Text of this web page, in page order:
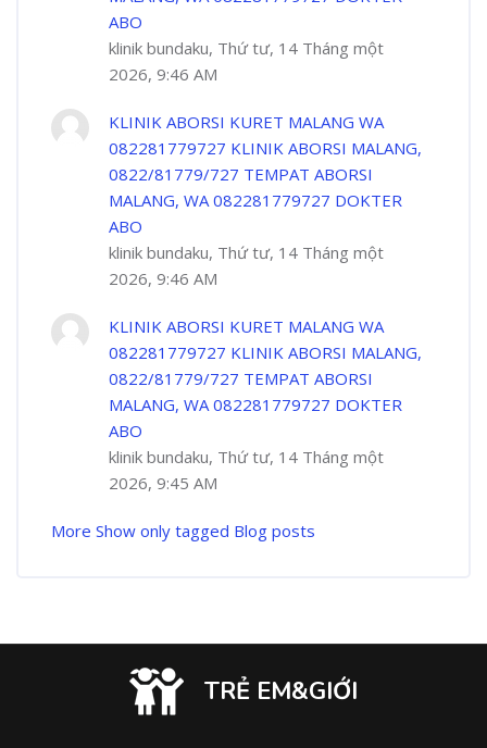
ABO
klinik bundaku, Thứ tư, 14 Tháng một
2026, 9:46 AM
KLINIK ABORSI KURET MALANG WA
082281779727 KLINIK ABORSI MALANG,
0822/81779/727 TEMPAT ABORSI
MALANG, WA 082281779727 DOKTER
ABO
klinik bundaku, Thứ tư, 14 Tháng một
2026, 9:46 AM
KLINIK ABORSI KURET MALANG WA
082281779727 KLINIK ABORSI MALANG,
0822/81779/727 TEMPAT ABORSI
MALANG, WA 082281779727 DOKTER
ABO
klinik bundaku, Thứ tư, 14 Tháng một
2026, 9:45 AM
More Show only tagged Blog posts
TRẺ EM&GIỚI